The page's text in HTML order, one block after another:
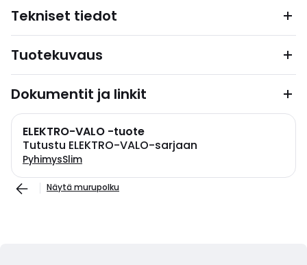
Tekniset tiedot
Tuotekuvaus
Dokumentit ja linkit
ELEKTRO-VALO -tuote
Tutustu ELEKTRO-VALO-sarjaan
PyhimysSlim
Näytä murupolku